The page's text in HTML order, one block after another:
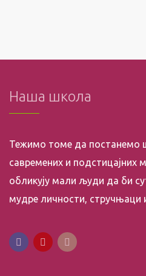
Наша школа
Тежимо томе да постанемо
савремених и подстицајних
обликују мали људи да би
мудре личности, стручњаци и